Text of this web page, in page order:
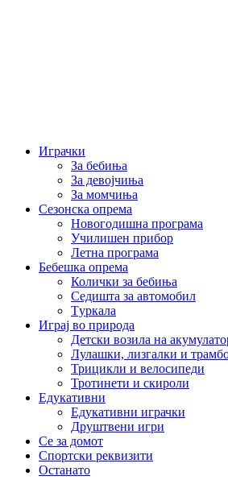
Играчки
За бебиња
За девојчиња
За момчиња
Сезонска опрема
Новогодишна програма
Училишен прибор
Летна програма
Бебешка опрема
Колички за бебиња
Седишта за автомобил
Tуркала
Играј во природа
Детски возила на
Лулашки, лизгалки и
Трицикли и велосипеди
Тротинети и скироли
Едукативни
Едукативни играчки
Друштвени игри
Се за домот
Спортски реквизити
Останато